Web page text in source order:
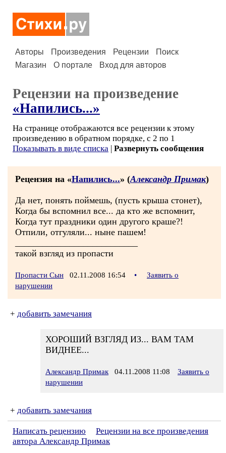
Авторы Произведения Рецензии
Поиск
Магазин
О портале Вход для авторов
Рецензии на произведение
«Напились...»
На странице отображаются все рецензии к этому
произведению в обратном порядке, с 2 по 1
Показывать в виде списка | Развернуть сообщения
Рецензия на «Напились...» (Александр Примак)
Да нет, понять поймешь, (пусть крыша стонет),
Когда бы вспомнил все... да кто же вспомнит,
Когда тут праздники один другого краше?!
Отпили, отгуляли... ныне пашем!
такой взгляд из пропасти
Пропасти Сын 02.11.2008 16:54 •
Заявить о
нарушении
+ добавить замечания
ХОРОШИЙ ВЗГЛЯД ИЗ... ВАМ ТАМ
ВИДНЕЕ...
Александр Примак 04.11.2008 11:08
Заявить о
нарушении
+ добавить замечания
Написать рецензию
Рецензии на все произведения
автора Александр Примак